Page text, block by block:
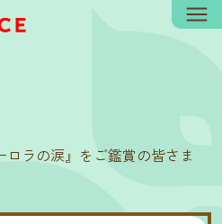
ロラの涙』をご鑑賞の皆さま